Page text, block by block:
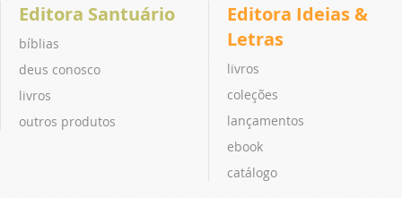
Editora Santuário
bíblias
deus conosco
livros
outros produtos
Editora Ideias &
Letras
livros
coleções
lançamentos
ebook
catálogo